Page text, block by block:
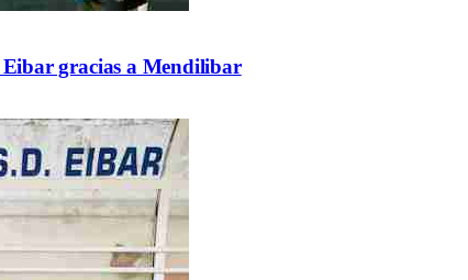
Eibar gracias a Mendilibar